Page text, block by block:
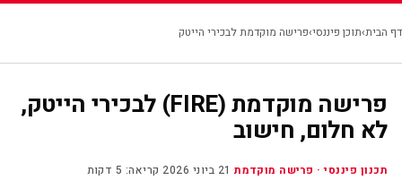
דבורה כהן|תכנון פיננסי דף הבית›תוכן פיננסי›פרישה מוקדמת לבכירי הייטק
פרישה מוקדמת (FIRE) לבכירי הייטק,
לא חלום, חישוב
תכנון פיננסי · פרישה מוקדמת· 21 ביוני 2026 ·קריאה: 5 דקות